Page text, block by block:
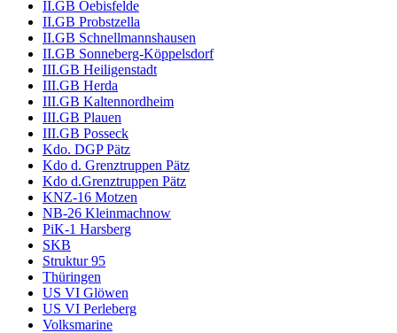
II.GB Oebisfelde
II.GB Probstzella
II.GB Schnellmannshausen
II.GB Sonneberg-Köppelsdorf
III.GB Heiligenstadt
III.GB Herda
III.GB Kaltennordheim
III.GB Plauen
III.GB Posseck
Kdo. DGP Pätz
Kdo d. Grenztruppen Pätz
Kdo d.Grenztruppen Pätz
KNZ-16 Motzen
NB-26 Kleinmachnow
PiK-1 Harsberg
SKB
Struktur 95
Thüringen
US VI Glöwen
US VI Perleberg
Volksmarine